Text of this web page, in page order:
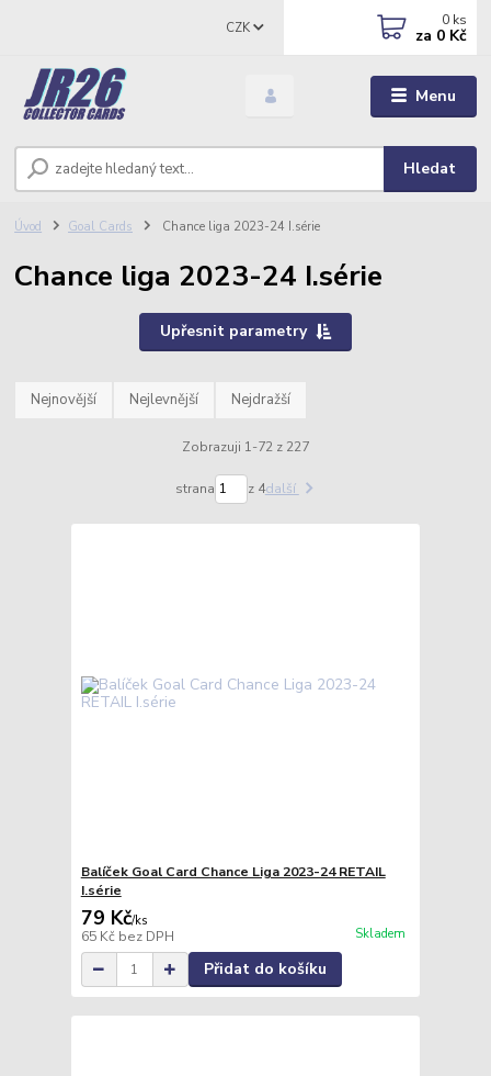
Menu
CZK
Hledat
0 ks
za 0 Kč
Úvod Goal Cards Chance liga 2023-24 I.série
Chance liga 2023-24 I.série
Upřesnit parametry
Nejnovější Nejlevnější Nejdražší
Zobrazuji 1-72 z 227
strana z 4další
Balíček Goal Card Chance Liga 2023-24 RETAIL
I.série
79 Kč/ks
65 Kč bez DPH Skladem
Přidat do košíku